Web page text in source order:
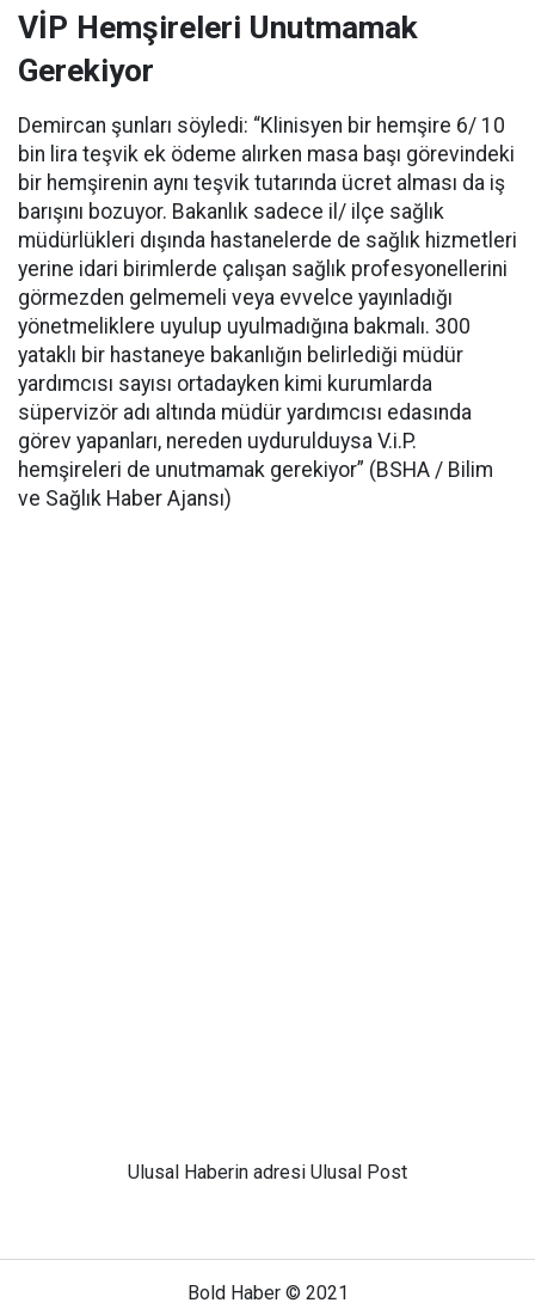
VİP Hemşireleri Unutmamak
Gerekiyor
Demircan şunları söyledi: “Klinisyen bir hemşire 6/ 10
bin lira teşvik ek ödeme alırken masa başı görevindeki
bir hemşirenin aynı teşvik tutarında ücret alması da iş
barışını bozuyor. Bakanlık sadece il/ ilçe sağlık
müdürlükleri dışında hastanelerde de sağlık hizmetleri
yerine idari birimlerde çalışan sağlık profesyonellerini
görmezden gelmemeli veya evvelce yayınladığı
yönetmeliklere uyulup uyulmadığına bakmalı. 300
yataklı bir hastaneye bakanlığın belirlediği müdür
yardımcısı sayısı ortadayken kimi kurumlarda
süpervizör adı altında müdür yardımcısı edasında
görev yapanları, nereden uydurulduysa V.i.P.
hemşireleri de unutmamak gerekiyor” (BSHA / Bilim
ve Sağlık Haber Ajansı)
Ulusal Haberin adresi Ulusal Post
Bold Haber © 2021